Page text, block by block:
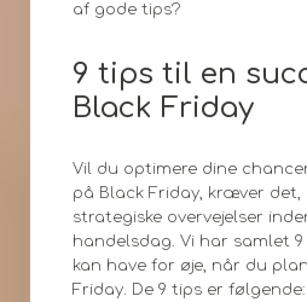
af gode tips?
9 tips til en
Black Friday
Vil du optimere dine
på Black Friday, kræver
strategiske overvejelser
handelsdag. Vi har samlet
kan have for øje, når du
Friday. De 9 tips er følgende: